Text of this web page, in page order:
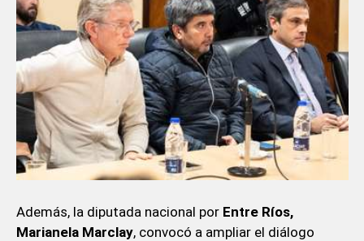
Además, la diputada nacional por Entre Ríos,
Marianela Marclay, convocó a ampliar el diálogo